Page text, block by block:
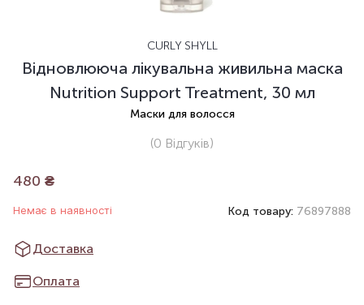
CURLY SHYLL
Відновлююча лікувальна живильна маска
Nutrition Support Treatment, 30 мл
Маски для волосся
(0 Відгуків)
480 ₴
Немає в наявності Код товару: 76897888
Доставка
Оплата